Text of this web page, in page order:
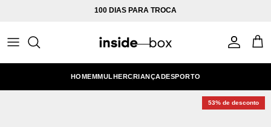
100 DIAS PARA TROCA
Conta
HOMEMMULHERCRIANÇADESPORTO
53% de desconto